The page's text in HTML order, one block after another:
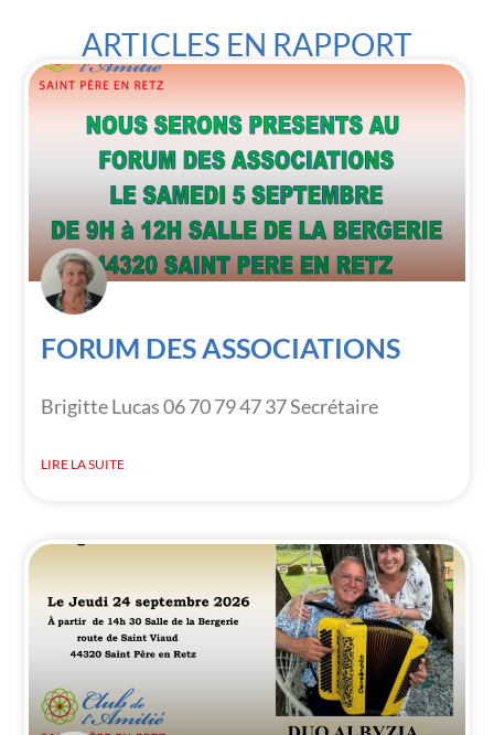
ARTICLES EN RAPPORT
FORUM DES ASSOCIATIONS
Brigitte Lucas 06 70 79 47 37 Secrétaire
LIRE LA SUITE